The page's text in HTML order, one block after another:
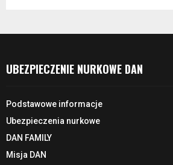
UBEZPIECZENIE NURKOWE DAN
Podstawowe informacje
Ubezpieczenia nurkowe
DAN FAMILY
Misja DAN